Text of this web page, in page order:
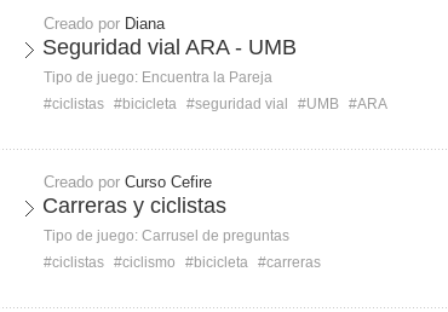
Creado por Diana
Seguridad vial ARA - UMB
Tipo de juego: Encuentra la Pareja
#ciclistas #bicicleta #seguridad vial #UMB #ARA
Creado por Curso Cefire
Carreras y ciclistas
Tipo de juego: Carrusel de preguntas
#ciclistas #ciclismo #bicicleta #carreras